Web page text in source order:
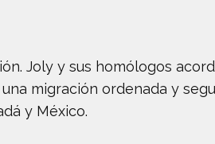
Joly y sus homólogos
migración ordenada y
y México.